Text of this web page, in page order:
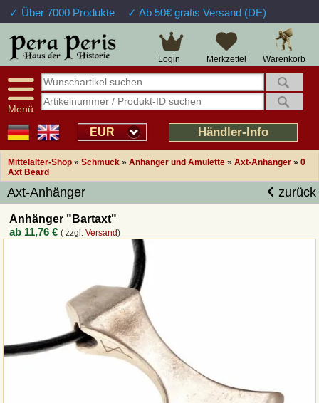
✓ Über 7000 Produkte ✓ Ab 50€ gratis Versand (DE)
Warenkorb
Merkzettel
Login
Menü
EUR Händler-Info
Mittelalter-Shop » Schmuck » Anhänger und Amulette » Axt-Anhänger » 0
Axt Beard
Axt-Anhänger zurück
Anhänger "Bartaxt"
ab 11,76 € ( zzgl.Versand)
Große Auswahl
Verfügbarkeitsanzeige
Sendungsverfolgung
Intelligente Navigation
Freundlicher Service
14 Tage Widerrufsrecht
Über 25 Jahre Erfahrung
Schnelle Rücküberweisung
Kulant bei Retouren
Prof. Auftragsabwicklung
Übersicht Mittelalter-Produkte
Impressum
Widerrufsfunktion
Zahlungsweisen